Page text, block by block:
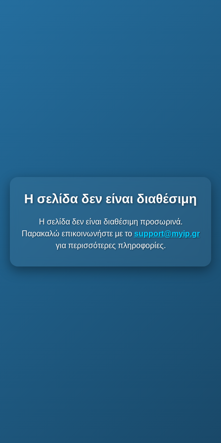
Η σελίδα δεν είναι διαθέσιμη
Η σελίδα δεν είναι διαθέσιμη προσωρινά.
Παρακαλώ επικοινωνήστε με το support@myip.gr
για περισσότερες πληροφορίες.